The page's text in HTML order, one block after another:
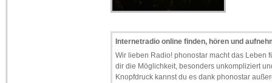
Internetradio online finden, hören und
Wir lieben Radio! phonostar macht das Leben
dir die Möglichkeit, besonders unkompliziert
Knopfdruck kannst du es dank phonostar